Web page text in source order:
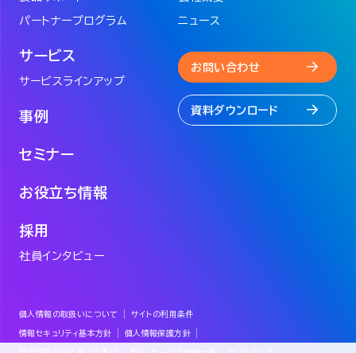
パートナープログラム
サービス
サービスラインアップ
事例
セミナー
お役立ち情報
採用
社員インタビュー
ニュース
お問い合わせ
資料ダウンロード
個人情報の取扱いについて サイトの利用条件
情報セキュリティ基本方針 個人情報保護方針